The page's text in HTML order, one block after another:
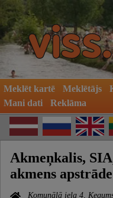
Meklēt kartē Meklētājs
Mani dati
Reklāma
Akmeņkalis,
akmens apstrāde
Komunālā iela 4,